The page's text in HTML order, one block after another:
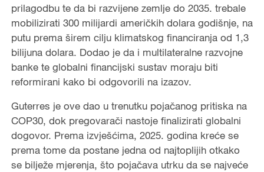
prilagodbu te da bi razvijene zemlje do 2035. trebale
mobilizirati 300 milijardi američkih dolara godišnje, na
putu prema širem cilju klimatskog financiranja od 1,3
bilijuna dolara. Dodao je da i multilateralne razvojne
banke te globalni financijski sustav moraju biti
reformirani kako bi odgovorili na izazov.
Guterres je ove dao u trenutku pojačanog pritiska na
COP30, dok pregovarači nastoje finalizirati globalni
dogovor. Prema izvješćima, 2025. godina kreće se
prema tome da postane jedna od najtoplijih otkako
se bilježe mjerenja, što pojačava utrku da se najveće